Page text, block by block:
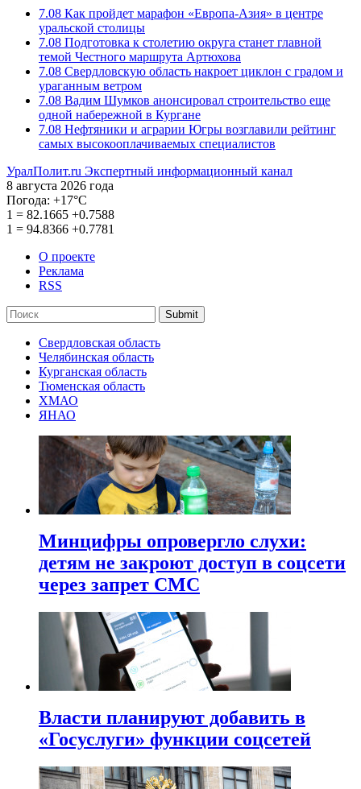
7.08 Как пройдет марафон «Европа-Азия» в центре
уральской столицы
7.08 Подготовка к столетию округа станет главной
темой Честного маршрута Артюхова
7.08 Свердловскую область накроет циклон с градом и
ураганным ветром
7.08 Вадим Шумков анонсировал строительство еще
одной набережной в Кургане
7.08 Нефтяники и аграрии Югры возглавили рейтинг
самых высокооплачиваемых специалистов
УралПолит.ru Экспертный информационный канал
8 августа 2026 года
Погода: +17°С
1 = 82.1665 +0.7588
1 = 94.8366 +0.7781
О проекте
Реклама
RSS
Submit
Свердловская область
Челябинская область
Курганская область
Тюменская область
ХМАО
ЯНАО
Минцифры опровергло слухи:
детям не закроют доступ в соцсети
через запрет СМС
Власти планируют добавить в
«Госуслуги» функции соцсетей